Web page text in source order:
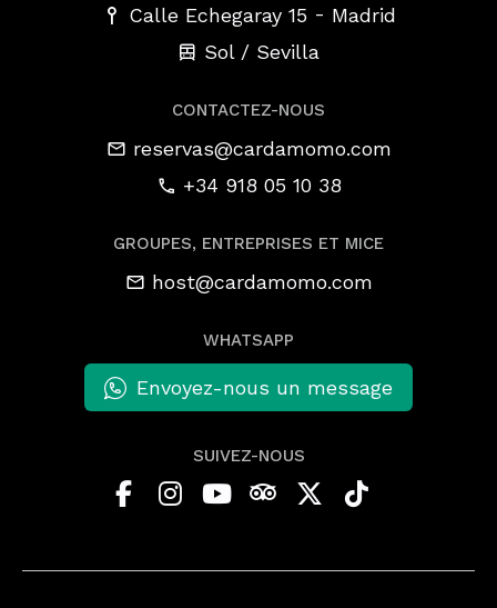
Calle Echegaray 15 - Madrid
Sol / Sevilla
CONTACTEZ-NOUS
reservas@cardamomo.com
+34 918 05 10 38
GROUPES, ENTREPRISES ET MICE
host@cardamomo.com
WHATSAPP
Envoyez-nous un message
SUIVEZ-NOUS